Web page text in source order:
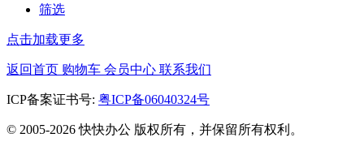
筛选
点击加载更多
返回首页 购物车 会员中心 联系我们
ICP备案证书号: 粤ICP备06040324号
© 2005-2026 快快办公 版权所有，并保留所有权利。